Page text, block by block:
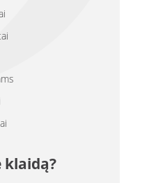
klaidą?